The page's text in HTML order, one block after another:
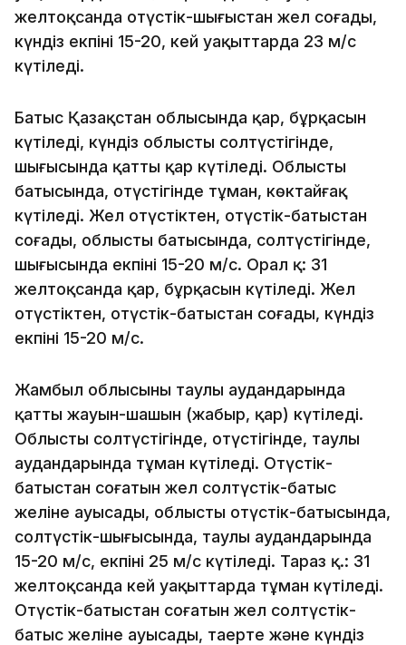
желтоқсанда оңтүстік-шығыстан жел соғады,
күндіз екпіні 15-20, кей уақыттарда 23 м/с
күтіледі.
Батыс Қазақстан облысында қар, бұрқасын
күтіледі, күндіз облыстың солтүстігінде,
шығысында қатты қар күтіледі. Облыстың
батысында, оңтүстігінде тұман, көктайғақ
күтіледі. Жел оңтүстіктен, оңтүстік-батыстан
соғады, облыстың батысында, солтүстігінде,
шығысында екпіні 15-20 м/с. Орал қ: 31
желтоқсанда қар, бұрқасын күтіледі. Жел
оңтүстіктен, оңтүстік-батыстан соғады, күндіз
екпіні 15-20 м/с.
Жамбыл облысының таулы аудандарында
қатты жауын-шашын (жаңбыр, қар) күтіледі.
Облыстың солтүстігінде, оңтүстігінде, таулы
аудандарында тұман күтіледі. Оңтүстік-
батыстан соғатын жел солтүстік-батыс
желіне ауысады, облыстың оңтүстік-батысында,
солтүстік-шығысында, таулы аудандарында
15-20 м/с, екпіні 25 м/с күтіледі. Тараз қ.: 31
желтоқсанда кей уақыттарда тұман күтіледі.
Оңтүстік-батыстан соғатын жел солтүстік-
батыс желіне ауысады, таңертең және күндіз